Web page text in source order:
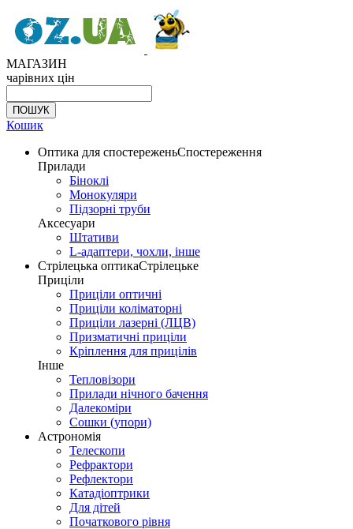
МАГАЗИН
чарівних цін
Кошик
Оптика для спостереженьСпостереження
Прилади
Біноклі
Монокуляри
Підзорні труби
Аксесуари
Штативи
L-адаптери, чохли, інше
Стрілецька оптикаСтрілецьке
Приціли
Приціли оптичні
Приціли коліматорні
Приціли лазерні (ЛЦВ)
Призматичні приціли
Кріплення для прицілів
Інше
Тепловізори
Прилади нічного бачення
Далекоміри
Сошки (упори)
Астрономія
Телескопи
Рефрактори
Рефлектори
Катадіоптрики
Для дітей
Початкового рівня